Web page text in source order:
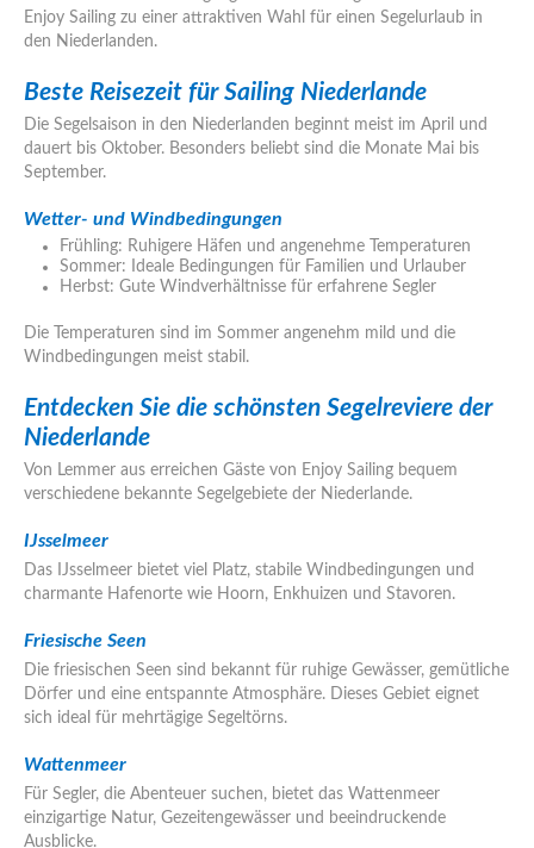
Enjoy Sailing zu einer attraktiven Wahl für einen Segelurlaub in
den Niederlanden.
Beste Reisezeit für Sailing Niederlande
Die Segelsaison in den Niederlanden beginnt meist im April und
dauert bis Oktober. Besonders beliebt sind die Monate Mai bis
September.
Wetter- und Windbedingungen
Frühling: Ruhigere Häfen und angenehme Temperaturen
Sommer: Ideale Bedingungen für Familien und Urlauber
Herbst: Gute Windverhältnisse für erfahrene Segler
Die Temperaturen sind im Sommer angenehm mild und die
Windbedingungen meist stabil.
Entdecken Sie die schönsten Segelreviere der
Niederlande
Von Lemmer aus erreichen Gäste von Enjoy Sailing bequem
verschiedene bekannte Segelgebiete der Niederlande.
IJsselmeer
Das IJsselmeer bietet viel Platz, stabile Windbedingungen und
charmante Hafenorte wie Hoorn, Enkhuizen und Stavoren.
Friesische Seen
Die friesischen Seen sind bekannt für ruhige Gewässer, gemütliche
Dörfer und eine entspannte Atmosphäre. Dieses Gebiet eignet
sich ideal für mehrtägige Segeltörns.
Wattenmeer
Für Segler, die Abenteuer suchen, bietet das Wattenmeer
einzigartige Natur, Gezeitengewässer und beeindruckende
Ausblicke.